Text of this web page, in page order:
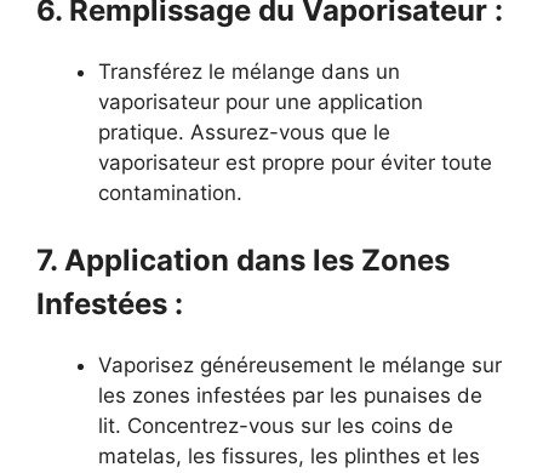
6. Remplissage du Vaporisateur :
Transférez le mélange dans un
vaporisateur pour une application
pratique. Assurez-vous que le
vaporisateur est propre pour éviter toute
contamination.
7. Application dans les Zones
Infestées :
Vaporisez généreusement le mélange sur
les zones infestées par les punaises de
lit. Concentrez-vous sur les coins de
matelas, les fissures, les plinthes et les